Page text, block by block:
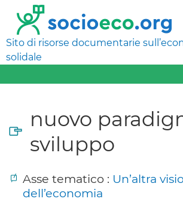
Sito di risorse documentarie
solidale
nuovo
sviluppo
Asse tematico : Un’altra
dell’economia